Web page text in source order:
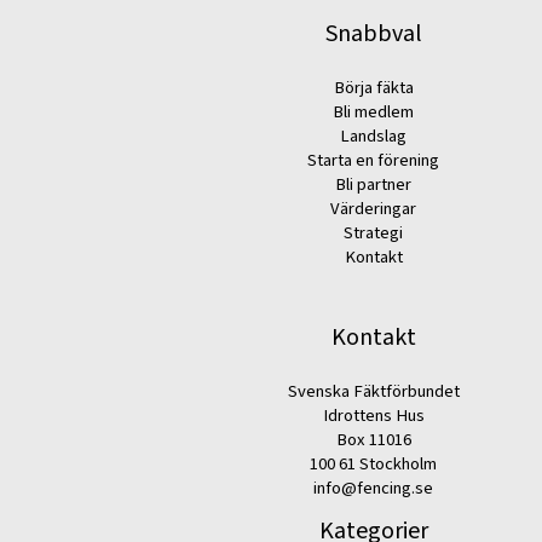
Snabbval
Börja fäkta
Bli medlem
Landslag
Starta en förening
Bli partner
Värderingar
Strategi
Kontakt
Kontakt
Svenska Fäktförbundet
Idrottens Hus
Box 11016
100 61 Stockholm
info@fencing.se
Kategorier